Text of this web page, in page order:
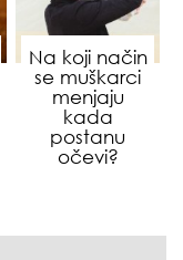
Na koji način
se muškarci
menjaju
kada
postanu
očevi?